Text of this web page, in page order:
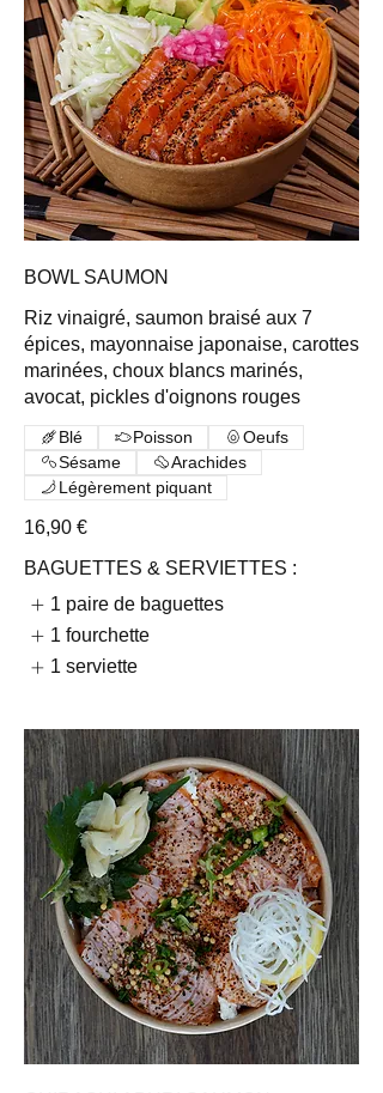
BOWL SAUMON
Riz vinaigré, saumon braisé aux 7
épices, mayonnaise japonaise, carottes
marinées, choux blancs marinés,
avocat, pickles d'oignons rouges
16,90 €
Blé Poisson
Oeufs
Sésame
Arachides
Légèrement piquant
BAGUETTES & SERVIETTES :
1 paire de baguettes
1 fourchette
1 serviette